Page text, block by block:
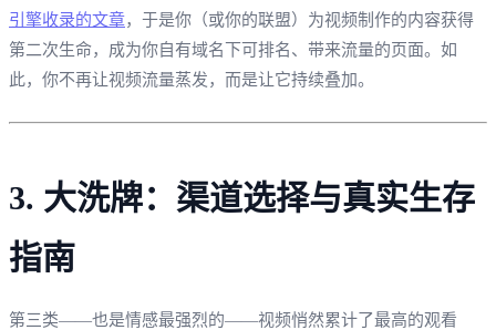
引擎收录的文章，于是你（或你的联盟）为视频制作的内容获得
第二次生命，成为你自有域名下可排名、带来流量的页面。如
此，你不再让视频流量蒸发，而是让它持续叠加。
3. 大洗牌：渠道选择与真实生存
指南
第三类——也是情感最强烈的——视频悄然累计了最高的观看